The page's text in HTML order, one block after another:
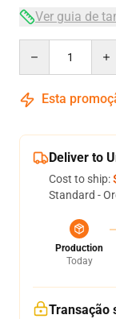
Ver guia de
Esta
Deliver to
Cost to ship:
Standard -
Production
Today
Transação